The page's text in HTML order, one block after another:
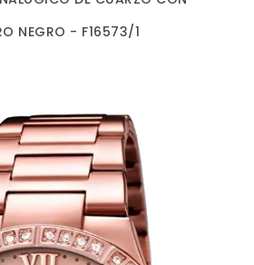
NEGRO - F16573/1